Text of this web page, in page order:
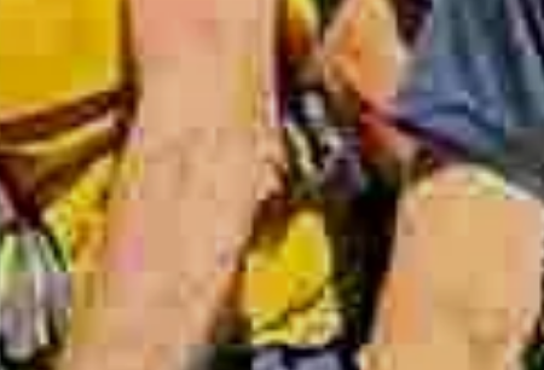
© Richard Müller